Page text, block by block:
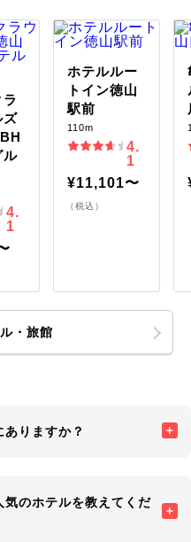
ズ
ル
4.
1
ホテルルー
トイン徳山
駅前
110m
4.
1
¥11,101〜
（税込）
・旅館
りますか？
のホテルを教えてくだ